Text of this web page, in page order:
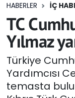
HABERLER İÇ
TC
Yılmaz
Türkiye
Yardımcısı
temasta
Eğitim
Ekonomi
Foto
GEZİ
Tüm
Son
Haber